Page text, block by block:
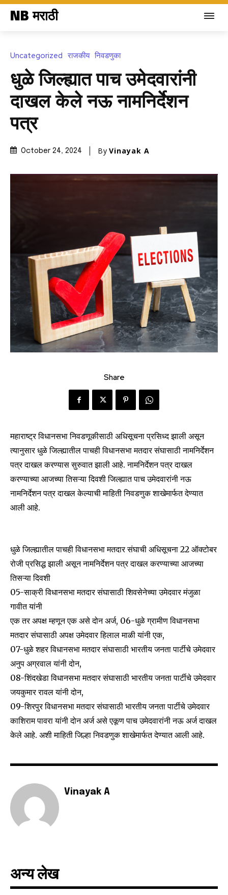
Join our community of
SUBSCRIBERS and be part of the
conversation.
To subscribe, simply enter your email address on our website
or click the subscribe button below. Don't worry, we respect
your privacy and won't spam your inbox. Your information is
I've read and accept the
6,300
NB मराठी
Uncategorized राजकीय निवडणुका
धुळे जिल्ह्यात पाच उमेदवारांनी
दाखल केले नऊ नामनिर्देशन
पत्र
October 24, 2024 By Vinayak A
Share
महाराष्ट्र विधानसभा निवडणूकीसाठी अधिसूचना प्रसिध्द झाली असून
त्यानुसार धुळे जिल्ह्यातील पाचही विधानसभा मतदार संघासाठी नामनिर्देशन
पत्र दाखल करण्यास सुरुवात झाली आहे. नामनिर्देशन पत्र दाखल
करण्याच्या आजच्या तिसऱ्या दिवशी जिल्ह्यात पाच उमेदवारांनी नऊ
नामनिर्देशन पत्र दाखल केल्याची माहिती निवडणुक शाखेमार्फत देण्यात
आली आहे.
धुळे जिल्ह्यातील पाचही विधानसभा मतदार संघाची अधिसूचना 22 ऑक्टोबर
रोजी प्रसिद्ध झाली असून नामनिर्देशन पत्र दाखल करण्याच्या आजच्या
तिसऱ्या दिवशी
05-साक्री विधानसभा मतदार संघासाठी शिवसेनेच्या उमेदवार मंजुळा
गावीत यांनी
एक तर अपक्ष म्हणून एक असे दोन अर्ज, 06-धुळे ग्रामीण विधानसभा
मतदार संघासाठी अपक्ष उमेदवार हिलाल माळी यांनी एक,
07-धुळे शहर विधानसभा मतदार संघासाठी भारतीय जनता पार्टीचे उमेदवार
अनुप अग्रवाल यांनी दोन,
08-शिंदखेडा विधानसभा मतदार संघासाठी भारतीय जनता पार्टीचे उमेदवार
जयकुमार रावल यांनी दोन,
09-शिरपुर विधानसभा मतदार संघासाठी भारतीय जनता पार्टीचे उमेदवार
काशिराम पावरा यांनी दोन अर्ज असे एकूण पाच उमेदवारांनी नऊ अर्ज दाखल
केले आहे. अशी माहिती जिल्हा निवडणुक शाखेमार्फत देण्यात आली आहे.
Vinayak A
अन्य लेख